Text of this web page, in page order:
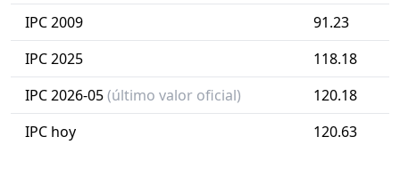
IPC 2009
91.23
IPC 2025
118.18
IPC 2026-05(último valor oficial)
120.18
IPC hoy
120.63